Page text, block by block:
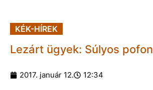
KÉK-HÍREK
Lezárt ügyek: Súlyos pofon
2017. január 12. 12:34